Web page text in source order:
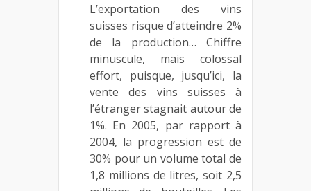
L’exportation des vins
suisses risque d’atteindre 2%
de la production… Chiffre
minuscule, mais colossal
effort, puisque, jusqu’ici, la
vente des vins suisses à
l’étranger stagnait autour de
1%. En 2005, par rapport à
2004, la progression est de
30% pour un volume total de
1,8 millions de litres, soit 2,5